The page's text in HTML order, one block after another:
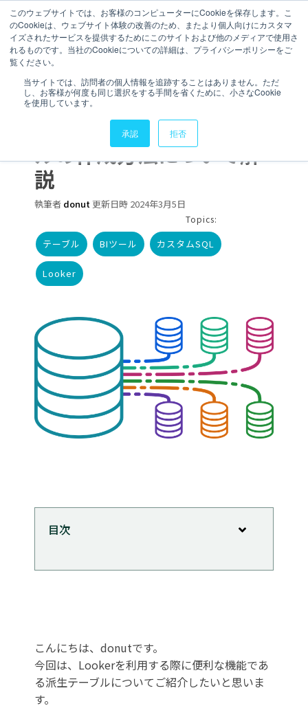
このウェブサイトでは、お客様のコンピューターにCookieを保存します。こ
のCookieは、ウェブサイト体験の改善のため、またより個人向けにカスタマ
イズされたサービスを提供するためにこのサイトおよび他のメディアで使用さ
れるものです。当社のCookieについての詳細は、プライバシーポリシーをご
覧ください。
当サイトでは、訪問者の個人情報を追跡することはありません。ただ
し、お客様が何度も同じ選択をする手間を省くために、小さなCookie
を使用しています。
承認 拒否
6 分で読むことができます。
【Looker】分析度向上の
要素として。派生テーブ
ルの作成方法について解
説
執筆者 donut更新日時 2024年3月5日
Topics:
テーブル BIツール カスタムSQL
Looker
目次
派生テーブルとは
ネイティブ派生テーブルの作成手順
PDT(永続的な派生テーブル)の作成手順
こんにちは、donutです。
今回は、Lookerを利用する際に便利な機能であ
る派生テーブルについてご紹介したいと思いま
す。